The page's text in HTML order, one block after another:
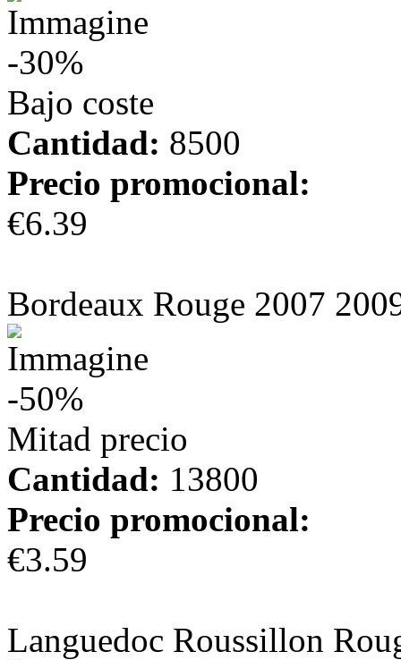
-30%
Bajo coste
Cantidad: 8500
Precio promocional:
€6.39
Bordeaux Rouge 2007
-50%
Mitad precio
Cantidad: 13800
Precio promocional:
€3.59
Languedoc Roussillon